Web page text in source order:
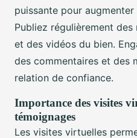
puissante pour augmenter
Publiez régulièrement
et des vidéos du bien.
des commentaires et des
relation de confiance.
Importance des visites
témoignages
Les visites virtuelles